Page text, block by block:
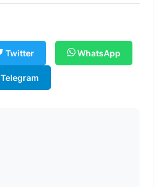
Twitter WhatsApp
Telegram